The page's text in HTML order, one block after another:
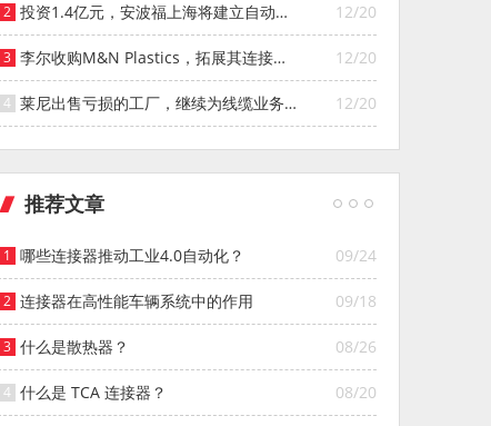
12/20
投资1.4亿元，安波福上海将建立自动化
智能仓库
12/20
李尔收购M&N Plastics，拓展其连接器
系统业务
12/20
莱尼出售亏损的工厂，继续为线缆业务
寻找投资者
推荐文章
09/24
哪些连接器推动工业4.0自动化？
09/18
连接器在高性能车辆系统中的作用
08/26
什么是散热器？
08/20
什么是 TCA 连接器？